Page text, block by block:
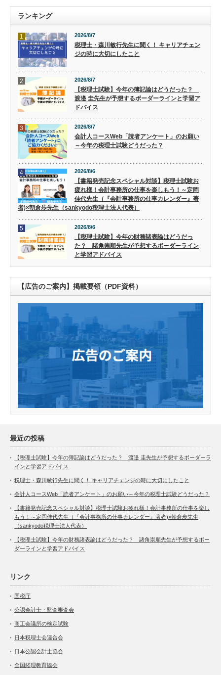
ランキング
1 2026/8/7
税理士・森川敏行先生に聞く！ キャリアチェン
ジの時に大切にしたこと
2 2026/8/7
【税理士試験】今年の簿記論はどうだった？
渡邉 圭先生が予想するボーダーラインと学習ア
ドバイス
3 2026/8/7
会計人コースWeb「読者アンケート」のお願い
～今年の税理士試験どうだった？
4 2026/8/6
【書籍発売記念スペシャル対談】税理士試験お
疲れ様！会計事務所の仕事を楽しもう！～定岡
佳代先生（『会計事務所の仕事カレンダー』著
者)×朝倉歩先生（sankyodo税理士法人代表）
5 2026/8/6
【税理士試験】今年の財務諸表論はどうだっ
た？ 諸角崇順先生が予想するボーダーライン
と学習アドバイス
【広告のご案内】掲載要領（PDF資料）
最近の投稿
【税理士試験】今年の簿記論はどうだった？ 渡邉 圭先生が予想するボーダーラ
インと学習アドバイス
税理士・森川敏行先生に聞く！ キャリアチェンジの時に大切にしたこと
会計人コースWeb「読者アンケート」のお願い～今年の税理士試験どうだった？
【書籍発売記念スペシャル対談】税理士試験お疲れ様！会計事務所の仕事を楽し
もう！～定岡佳代先生（『会計事務所の仕事カレンダー』著者)×朝倉歩先生
（sankyodo税理士法人代表）
【税理士試験】今年の財務諸表論はどうだった？ 諸角崇順先生が予想するボー
ダーラインと学習アドバイス
リンク
国税庁
公認会計士・監査審査会
商工会議所の検定試験
日本税理士会連合会
日本公認会計士協会
全国経理教育協会